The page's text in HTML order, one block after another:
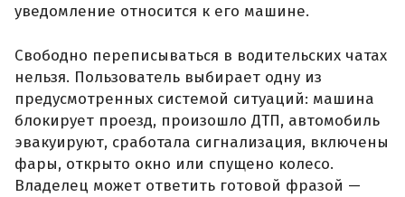
уведомление относится к его машине.
Свободно переписываться в водительских чатах
нельзя. Пользователь выбирает одну из
предусмотренных системой ситуаций: машина
блокирует проезд, произошло ДТП, автомобиль
эвакуируют, сработала сигнализация, включены
фары, открыто окно или спущено колесо.
Владелец может ответить готовой фразой —